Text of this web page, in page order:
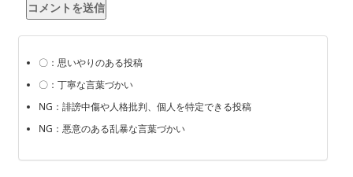
〇：思いやりのある投稿
〇：丁寧な言葉づかい
NG：誹謗中傷や人格批判、個人を特定できる投稿
NG：悪意のある乱暴な言葉づかい